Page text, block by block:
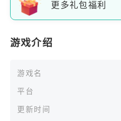
更多礼包福利
游戏介绍
游戏名
平台
更新时间